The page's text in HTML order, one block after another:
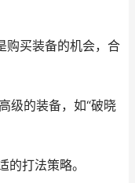
购买装备的机会，合
级的装备，如“破晓
打法策略。